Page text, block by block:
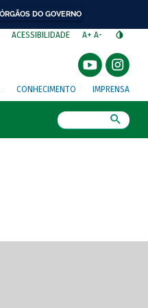
ÓRGÃOS DO GOVERNO
ACESSIBILIDADE A+ A-
CONHECIMENTO IMPRENSA